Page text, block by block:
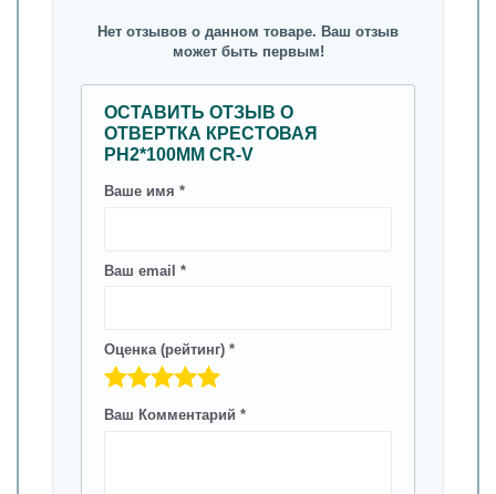
Нет отзывов о данном товаре. Ваш отзыв
может быть первым!
ОСТАВИТЬ ОТЗЫВ О
ОТВЕРТКА КРЕСТОВАЯ
РН2*100ММ CR-V
Ваше имя *
Ваш email *
Оценка (рейтинг) *
Ваш Комментарий *